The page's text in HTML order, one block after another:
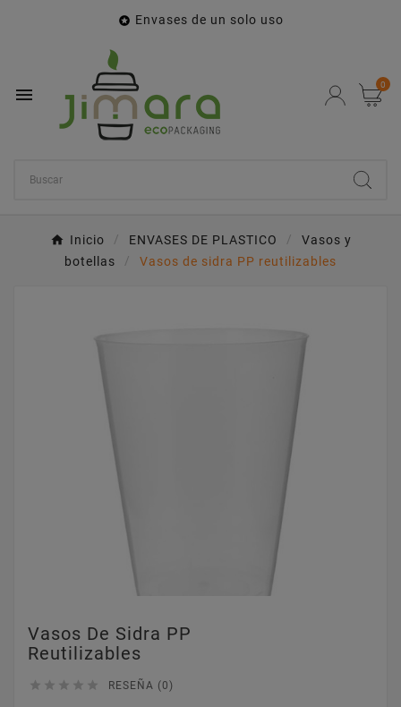
 Envases de un solo uso
 0
Inicio ENVASES DE PLASTICO
Vasos y
botellas
Vasos de sidra PP reutilizables
Vasos De Sidra PP
Reutilizables
     RESEÑA (0)